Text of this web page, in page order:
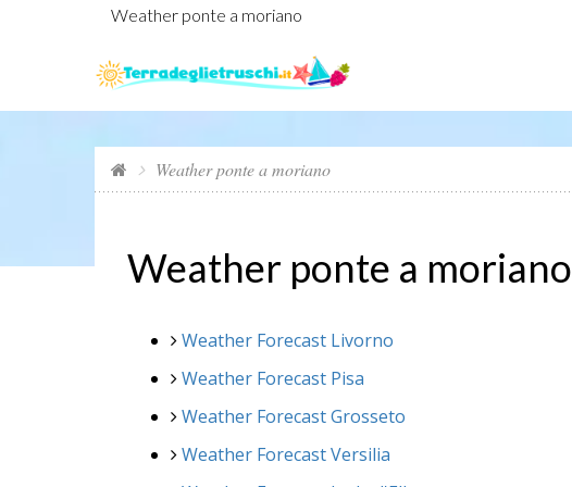
Weather ponte a moriano
Weather ponte a moriano
Weather ponte a moriano
Weather Forecast Livorno
Weather Forecast Pisa
Weather Forecast Grosseto
Weather Forecast Versilia